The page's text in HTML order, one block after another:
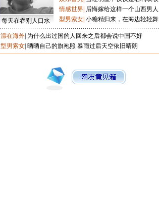
每天在吞别人口水
情感世界 后悔嫁给这样一个山西男人
型男索女 小糖精归来，在海边轻轻舞
漂在海外 为什么出过国的人回来之后都会说中国不好
型男索女 晒晒自己的旗袍照 暴雨过后天空依旧晴朗